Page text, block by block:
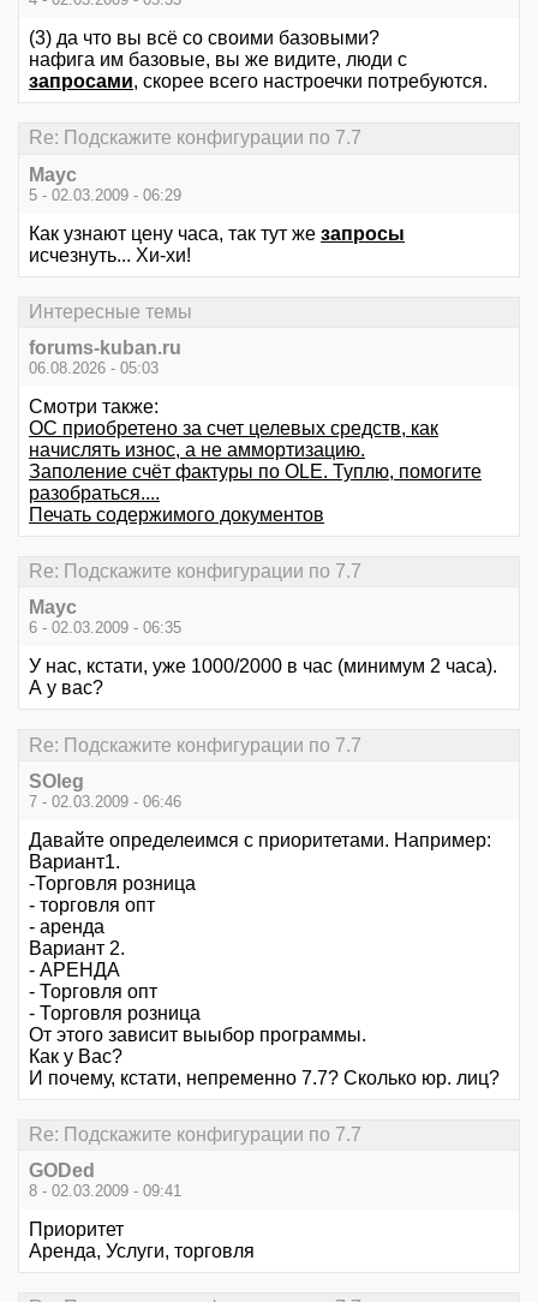
(3) да что вы всё со своими базовыми?
нафига им базовые, вы же видите, люди с
запросами, скорее всего настроечки потребуются.
Re: Подскажите конфигурации по 7.7
Маус
5 - 02.03.2009 - 06:29
Как узнают цену часа, так тут же запросы
исчезнуть... Хи-хи!
Интересные темы
forums-kuban.ru
06.08.2026 - 05:03
Смотри также:
ОС приобретено за счет целевых средств, как
начислять износ, а не аммортизацию.
Заполение счёт фактуры по OLE. Туплю, помогите
разобраться....
Печать содержимого документов
Re: Подскажите конфигурации по 7.7
Маус
6 - 02.03.2009 - 06:35
У нас, кстати, уже 1000/2000 в час (минимум 2 часа).
А у вас?
Re: Подскажите конфигурации по 7.7
SOleg
7 - 02.03.2009 - 06:46
Давайте определеимся с приоритетами. Например:
Вариант1.
-Торговля розница
- торговля опт
- аренда
Вариант 2.
- АРЕНДА
- Торговля опт
- Торговля розница
От этого зависит выыбор программы.
Как у Вас?
И почему, кстати, непременно 7.7? Сколько юр. лиц?
Re: Подскажите конфигурации по 7.7
GODed
8 - 02.03.2009 - 09:41
Приоритет
Аренда, Услуги, торговля